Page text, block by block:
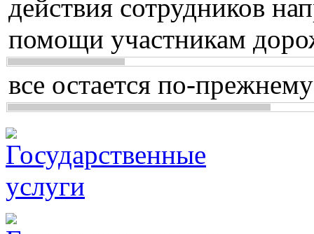
действия сотрудников
помощи участникам
все остается по-